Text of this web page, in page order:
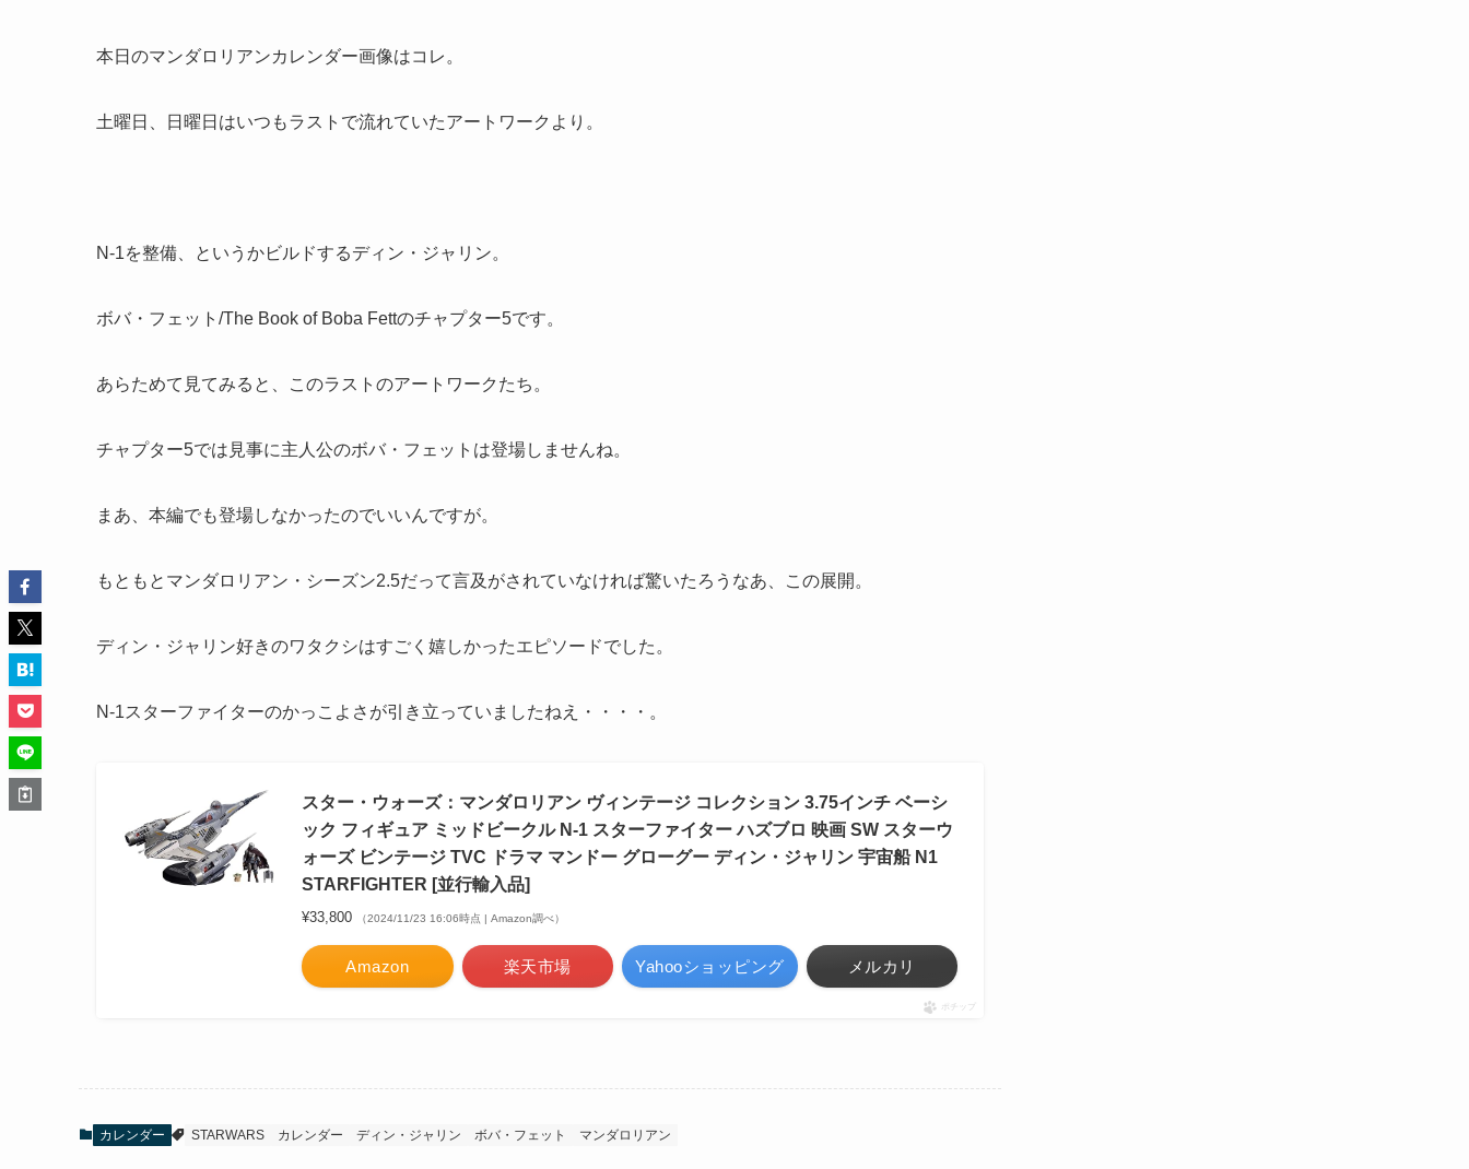
本日のマンダロリアンカレンダー画像はコレ。
土曜日、日曜日はいつもラストで流れていたアートワークより。
N-1を整備、というかビルドするディン・ジャリン。
ボバ・フェット/The Book of Boba Fettのチャプター5です。
あらためて見てみると、このラストのアートワークたち。
チャプター5では見事に主人公のボバ・フェットは登場しませんね。
まあ、本編でも登場しなかったのでいいんですが。
もともとマンダロリアン・シーズン2.5だって言及がされていなければ驚いたろうなあ、この展開。
ディン・ジャリン好きのワタクシはすごく嬉しかったエピソードでした。
N-1スターファイターのかっこよさが引き立っていましたねえ・・・・。
スター・ウォーズ：マンダロリアン ヴィンテージ コレクション 3.75インチ ベーシ
ック フィギュア ミッドビークル N-1 スターファイター ハズブロ 映画 SW スターウ
ォーズ ビンテージ TVC ドラマ マンドー グローグー ディン・ジャリン 宇宙船 N1
STARFIGHTER [並行輸入品]
¥33,800 （2024/11/23 16:06時点 | Amazon調べ）
Amazon 楽天市場 Yahooショッピング メルカリ
ポチップ
カレンダー STARWARS カレンダー ディン・ジャリン ボバ・フェット マンダロリアン